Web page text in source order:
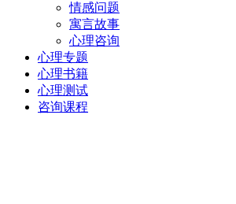
情感问题
寓言故事
心理咨询
心理专题
心理书籍
心理测试
咨询课程